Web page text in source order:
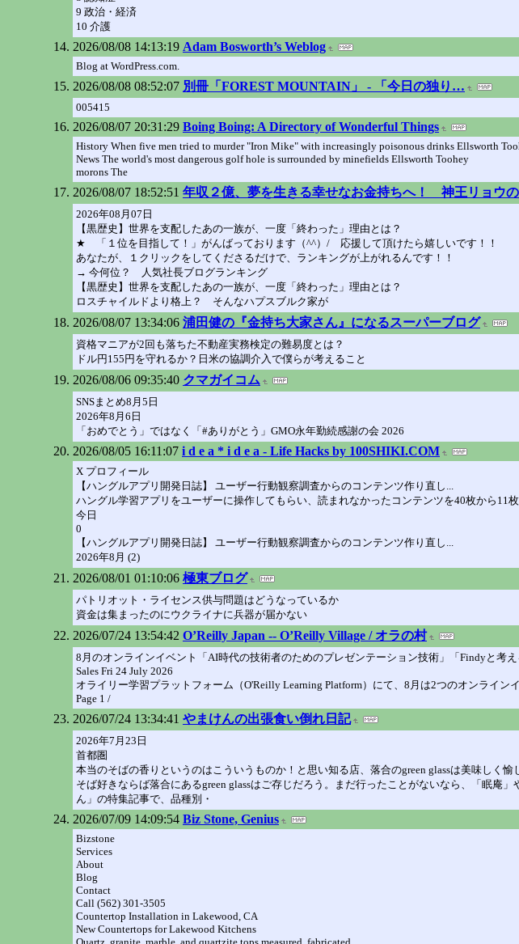
9 政治・経済
10 介護
2026/08/08 14:13:19 Adam Bosworth’s Weblog
Blog at WordPress.com.
2026/08/08 08:52:07 別冊「FOREST MOUNTAIN」 - 「今日の独り…
005415
2026/08/07 20:31:29 Boing Boing: A Directory of Wonderful Things
History When five men tried to murder "Iron Mike" with increasingly poisonous drinks Ellsworth
News The world's most dangerous golf hole is surrounded by minefields Ellsworth Toohey
morons The
2026/08/07 18:52:51 年収２億、夢を生きる幸せなお金持ちへ！ 神王リョウの
2026年08月07日
【黒歴史】世界を支配したあの一族が、一度「終わった」理由とは？
★ 「１位を目指して！」がんばっております（^^）/ 応援して頂けたら嬉しいです！！
あなたが、１クリックをしてくださるだけで、ランキングが上がれるんです！！
→ 今何位？ 人気社長ブログランキング
【黒歴史】世界を支配したあの一族が、一度「終わった」理由とは？
ロスチャイルドより格上？ そんなハプスブルク家が
2026/08/07 13:34:06 浦田健の『金持ち大家さん』になるスーパーブログ
資格マニアが2回も落ちた不動産実務検定の難易度とは？
ドル円155円を守れるか？日米の協調介入で僕らが考えること
2026/08/06 09:35:40 クマガイコム
SNSまとめ8月5日
2026年8月6日
「おめでとう」ではなく「#ありがとう」GMO永年勤続感謝の会 2026
2026/08/05 16:11:07 i d e a * i d e a - Life Hacks by 100SHIKI.COM
X プロフィール
【ハングルアプリ開発日誌】 ユーザー行動観察調査からのコンテンツ作り直し...
ハングル学習アプリをユーザーに操作してもらい、読まれなかったコンテンツを40枚から11
今日
0
【ハングルアプリ開発日誌】 ユーザー行動観察調査からのコンテンツ作り直し...
2026年8月 (2)
2026/08/01 01:10:06 極東ブログ
パトリオット・ライセンス供与問題はどうなっているか
資金は集まったのにウクライナに兵器が届かない
2026/07/24 13:54:42 O’Reilly Japan -- O’Reilly Village / オラの村
8月のオンラインイベント「AI時代の技術者のためのプレゼンテーション技術」「Findyと考
Sales Fri 24 July 2026
オライリー学習プラットフォーム（O'Reilly Learning Platform）にて、8月は2つのオンライ
Page 1 /
2026/07/24 13:34:41 やまけんの出張食い倒れ日記
2026年7月23日
首都圏
本当のそばの香りというのはこういうものか！と思い知る店、落合のgreen glassは美味しく
そば好きならば落合にあるgreen glassはご存じだろう。まだ行ったことがないなら、「眠庵
ん」の特集記事で、品種別・
2026/07/09 14:09:54 Biz Stone, Genius
Bizstone
Services
About
Blog
Contact
Call (562) 301-3505
Countertop Installation in Lakewood, CA
New Countertops for Lakewood Kitchens